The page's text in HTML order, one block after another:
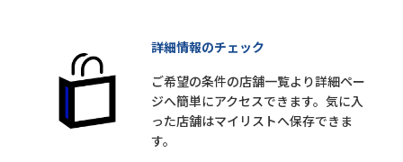
詳細情報のチェック
ご希望の条件の店舗一覧より詳細ペー
ジへ簡単にアクセスできます。気に入
った店舗はマイリストへ保存できま
す。